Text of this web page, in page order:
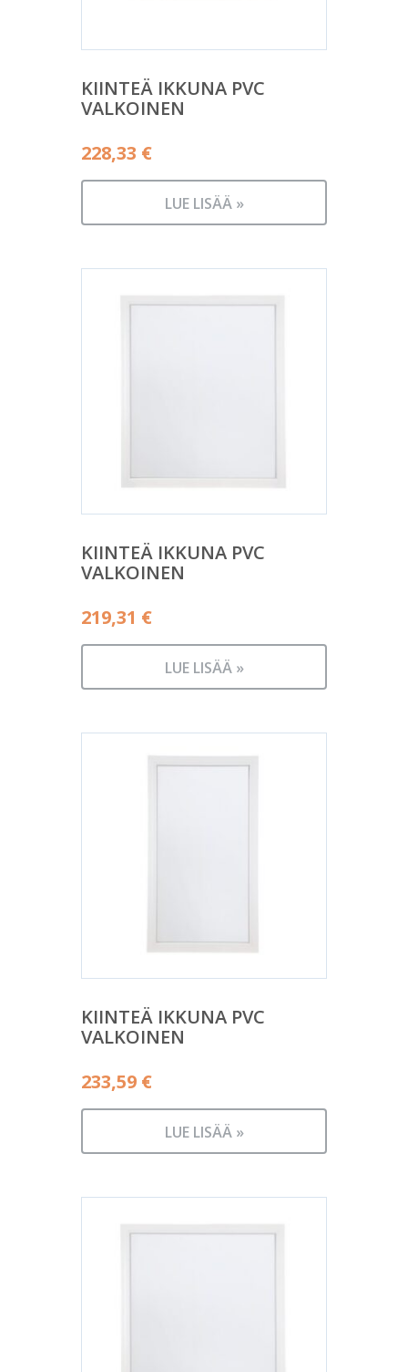
KIINTEÄ IKKUNA PVC
VALKOINEN
228,33 €
LUE LISÄÄ »
KIINTEÄ IKKUNA PVC
VALKOINEN
219,31 €
LUE LISÄÄ »
KIINTEÄ IKKUNA PVC
VALKOINEN
233,59 €
LUE LISÄÄ »